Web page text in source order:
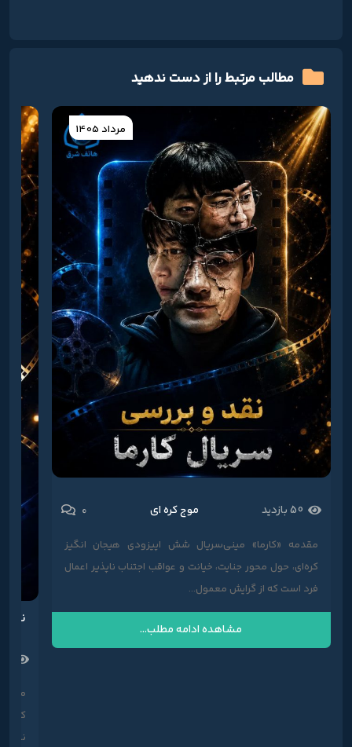
مطالب مرتبط را از دست ندهید
مرداد 1405
50 بازدید موج کره ای 0
مقدمه «کارما» مینی‌سریال شش اپیزودی هیجان انگیز
کره‌ای، حول محور جنایت، خیانت و عواقب اجتناب ناپذیر اعمال
فرد است که از گرایش معمول...
مشاهده ادامه مطلب...
نقد
که
نموند.